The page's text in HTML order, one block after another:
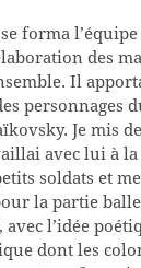
se forma
des
Il
personnages
Je mis
avec lui à
soldats et
la partie
avec l’idée
dont les